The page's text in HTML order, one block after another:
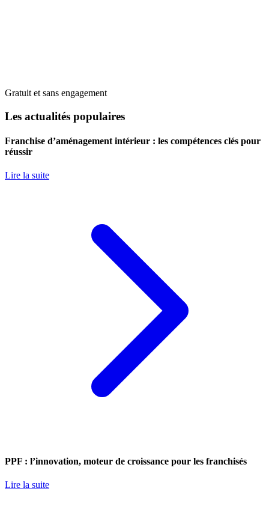
Gratuit et sans engagement
Les actualités populaires
Franchise d’aménagement intérieur : les compétences clés pour
réussir
Lire la suite
PPF : l’innovation, moteur de croissance pour les franchisés
Lire la suite